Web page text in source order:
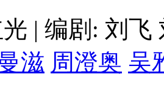
| 编剧: 刘飞
滋 周澄奥 吴